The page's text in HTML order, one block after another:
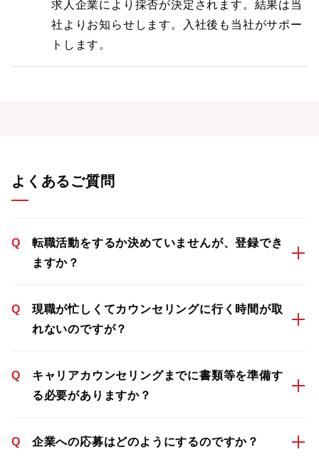
求人企業により採否が決定されます。結果は当
社よりお知らせします。入社後も当社がサポー
トします。
よくあるご質問
Q
転職活動をするか決めていませんが、登録でき
ますか？
Q
現職が忙しくてカウンセリングに行く時間が取
れないのですが？
Q
キャリアカウンセリングまでに書類等を準備す
る必要がありますか？
Q 企業への応募はどのようにするのですか？